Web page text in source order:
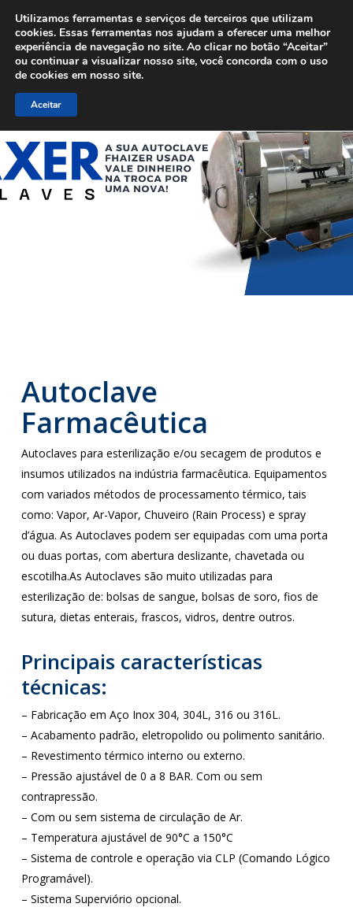
main
content
Autoclave
Farmacêutica
Autoclaves para esterilização e/ou secagem de produtos e
insumos utilizados na indústria farmacêutica. Equipamentos
com variados métodos de processamento térmico, tais
como: Vapor, Ar-Vapor, Chuveiro (Rain Process) e spray
d’água. As Autoclaves podem ser equipadas com uma porta
ou duas portas, com abertura deslizante, chavetada ou
escotilha.As Autoclaves são muito utilizadas para
esterilização de: bolsas de sangue, bolsas de soro, fios de
sutura, dietas enterais, frascos, vidros, dentre outros.
Principais características
técnicas:
– Fabricação em Aço Inox 304, 304L, 316 ou 316L.
– Acabamento padrão, eletropolido ou polimento sanitário.
– Revestimento térmico interno ou externo.
– Pressão ajustável de 0 a 8 BAR. Com ou sem
contrapressão.
– Com ou sem sistema de circulação de Ar.
– Temperatura ajustável de 90°C a 150°C
– Sistema de controle e operação via CLP (Comando Lógico
Programável).
– Sistema Superviório opcional.
Utilizamos ferramentas e serviços de terceiros que utilizam
cookies. Essas ferramentas nos ajudam a oferecer uma melhor
experiência de navegação no site. Ao clicar no botão “Aceitar”
ou continuar a visualizar nosso site, você concorda com o uso
de cookies em nosso site.
Aceitar